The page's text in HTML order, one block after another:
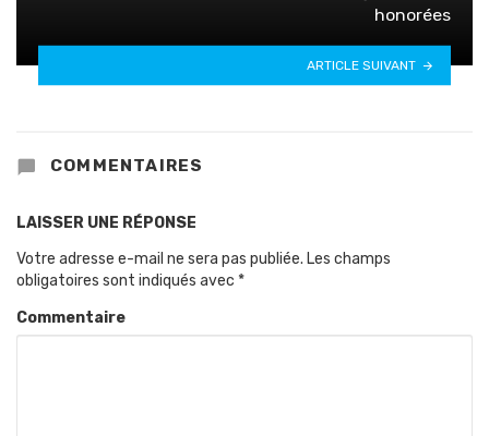
honorées
ARTICLE SUIVANT
COMMENTAIRES
LAISSER UNE RÉPONSE
Votre adresse e-mail ne sera pas publiée. Les champs
obligatoires sont indiqués avec *
Commentaire